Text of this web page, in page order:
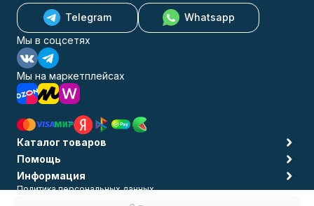
Telegram
Whatsapp
Мы в соцсетях
Мы на маркетплейсах
Каталог товаров
Помощь
Информация
Политика персональных данных